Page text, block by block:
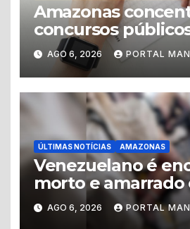
Amazonas
concursos
vagas abertas e
previstos no
semestre
AGO 6, 2026 PORTAL
ÚLTIMAS NOTÍCIAS AMAZONAS
Venezuelano é
morto e amarrado
apartamento no
Manaus
AGO 6, 2026 PORTAL